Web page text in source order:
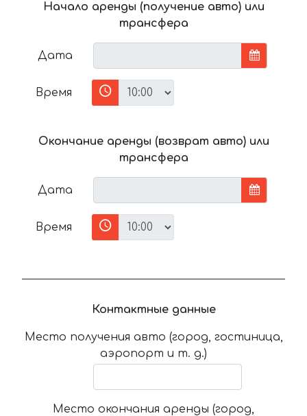
Начало аренды (получение авто) или
трансфера
Дата
Время
Окончание аренды (возврат авто) или
трансфера
Дата
Время
Контактные данные
Место получения авто (город, гостиница,
аэропорт и т. д.)
Место окончания аренды (город,